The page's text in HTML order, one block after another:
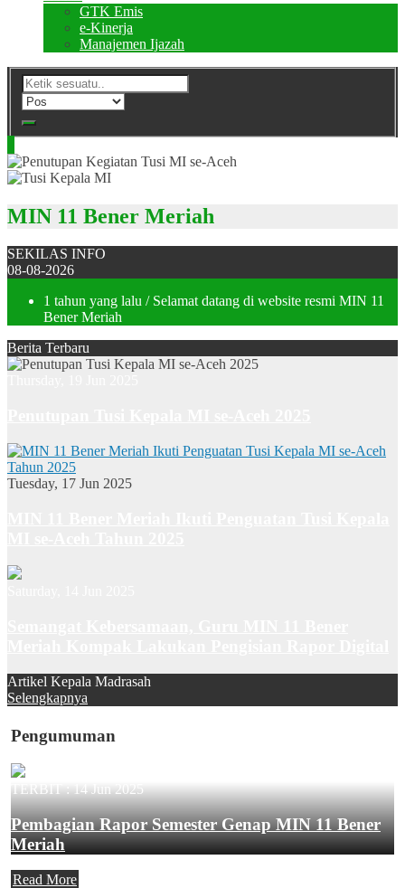
GTK Emis
e-Kinerja
Manajemen Ijazah
MIN 11 Bener Meriah
SEKILAS INFO
08-08-2026
1 tahun yang lalu / Selamat datang di website resmi MIN 11
Bener Meriah
Berita Terbaru
Tuesday, 17 Jun 2025
Artikel Kepala Madrasah
Selengkapnya
Pengumuman
TERBIT :14 Jun 2025
Pembagian Rapor Semester Genap MIN 11 Bener
Meriah
Read More